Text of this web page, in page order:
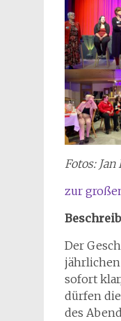
Fotos:
zur
Der
sofort
dürfen
des